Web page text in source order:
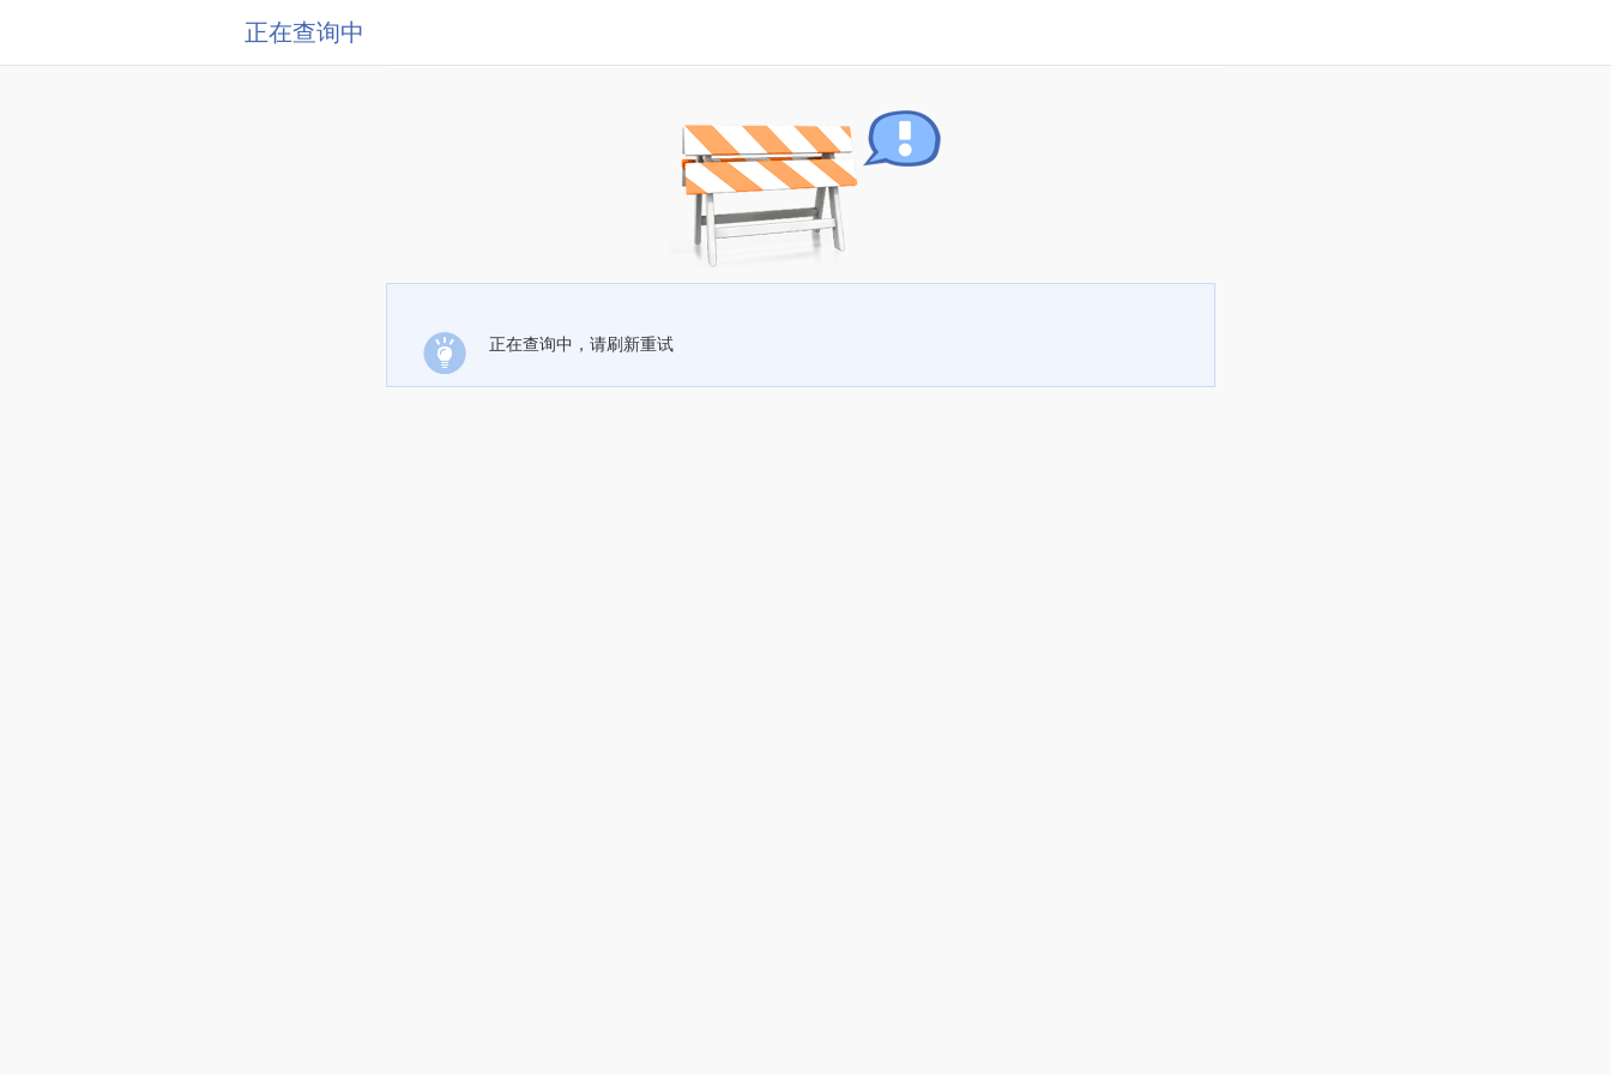
正在查询中
正在查询中，请刷新重试